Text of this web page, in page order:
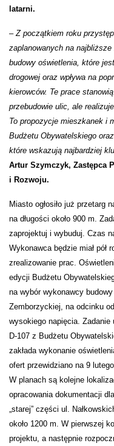
latarni.
–Z początkiem roku
zaplanowanych na
budowy oświetlenia, które
drogowej oraz wpływa na
kierowców. Te prace
przebudowie ulic, ale
To propozycje mieszkanek i
Budżetu Obywatelskiego
które wskazują najbardziej
Artur Szymczyk, Zastępca
i Rozwoju.
Miasto ogłosiło już przetarg
na długości około 900 m.
zaprojektuj i wybuduj. Czas
Wykonawca będzie miał pół
zrealizowanie prac.
edycji Budżetu
na wybór wykonawcy
Zemborzyckiej, na odcinku
wysokiego napięcia.
D-107 z Budżetu
zakłada wykonanie
ofert przewidziano na 9
W planach są kolejne
opracowania dokumentacji
„starej” części ul.
około 1200 m. W pierwszej
projektu, a następnie